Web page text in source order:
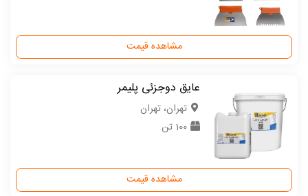
مشاهده قیمت
عایق دوجزئی پلیمر
تهران، تهران
100 تن
مشاهده قیمت